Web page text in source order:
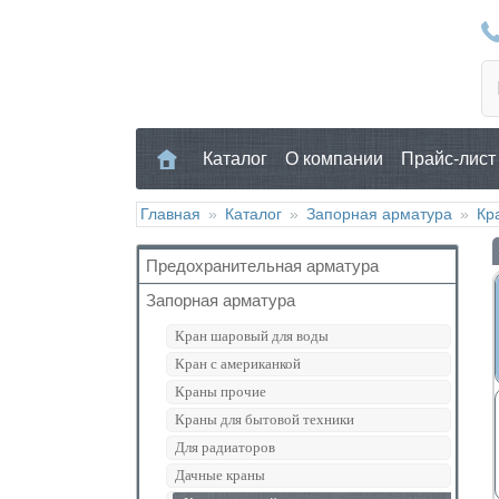
Каталог О компании Прайс-лист
Главная » Каталог » Запорная арматура »
Предохранительная арматура
Воздухоотводчик
Клапан предохранительный
Манометр/Термометр
Обратный клапан
Поплавковый клапан
Регулятор давления
Кран Маевского
Запорная арматура
Кран шаровый для воды
Кран с американкой
Краны прочие
Краны для бытовой техники
Для радиаторов
Дачные краны